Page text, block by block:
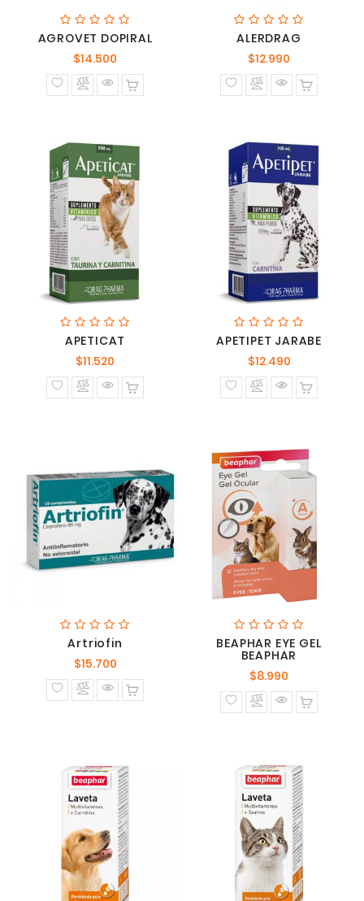
AGROVET DOPIRAL
$14.500
normal
ALERDRAG
$12.990
normal
APETICAT
$11.520
normal
APETIPET JARABE
$12.490Precio
normal
Artriofin
$15.700Precio
normal
BEAPHAR EYE GEL
BEAPHAR
$8.990
normal